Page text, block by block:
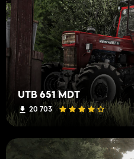
UTB 651 MDT
20 703